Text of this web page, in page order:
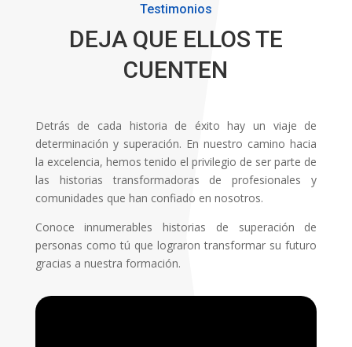
Testimonios
DEJA QUE ELLOS TE
CUENTEN
Detrás de cada historia de éxito hay un viaje de
determinación y superación. En nuestro camino hacia
la excelencia, hemos tenido el privilegio de ser parte de
las historias transformadoras de profesionales y
comunidades que han confiado en nosotros.
Conoce innumerables historias de superación de
personas como tú que lograron transformar su futuro
gracias a nuestra formación.